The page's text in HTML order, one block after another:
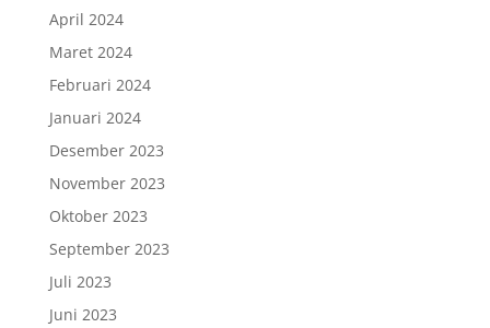
April 2024
Maret 2024
Februari 2024
Januari 2024
Desember 2023
November 2023
Oktober 2023
September 2023
Juli 2023
Juni 2023